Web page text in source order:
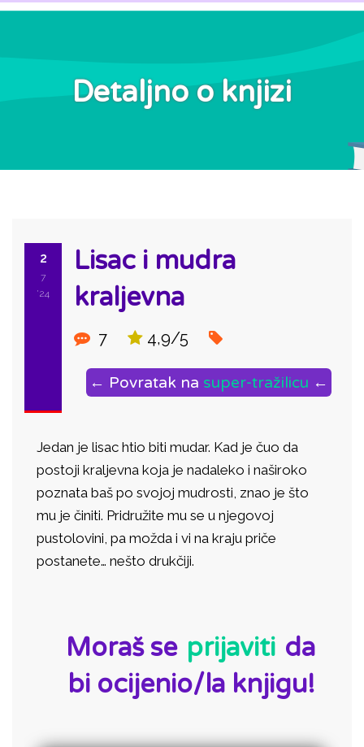
Detaljno o knjizi
2
7
'24
Lisac i mudra
kraljevna
7 4,9/5
← Povratak na super-tražilicu ←
Jedan je lisac htio biti mudar. Kad je čuo da
postoji kraljevna koja je nadaleko i naširoko
poznata baš po svojoj mudrosti, znao je što
mu je činiti. Pridružite mu se u njegovoj
pustolovini, pa možda i vi na kraju priče
postanete… nešto drukčiji.
Moraš se prijaviti da
bi ocijenio/la knjigu!